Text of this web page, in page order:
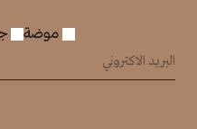
موضة